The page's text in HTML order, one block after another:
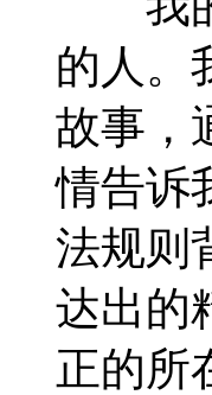
的人。
故事，
情告诉
法规则
达出的
正的所